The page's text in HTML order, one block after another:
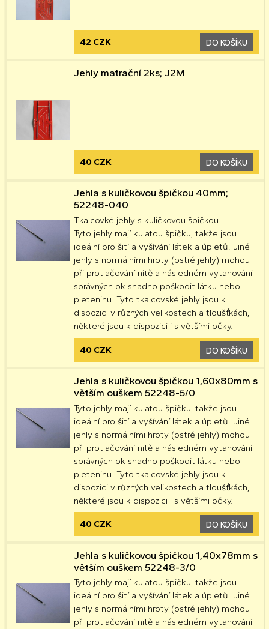
42 CZK DO KOŠÍKU
Jehly matrační 2ks; J2M
40 CZK DO KOŠÍKU
Jehla s kuličkovou špičkou 40mm;
52248-040
Tkalcovké jehly s kuličkovou špičkou
Tyto jehly mají kulatou špičku, takže jsou
ideální pro šití a vyšívání látek a úpletů. Jiné
jehly s normálními hroty (ostré jehly) mohou
při protlačování nitě a následném vytahování
správných ok snadno poškodit látku nebo
pleteninu. Tyto tkalcovské jehly jsou k
dispozici v různých velikostech a tloušťkách,
některé jsou k dispozici i s většími očky.
40 CZK DO KOŠÍKU
Jehla s kuličkovou špičkou 1,60x80mm s
větším ouškem 52248-5/0
Tyto jehly mají kulatou špičku, takže jsou
ideální pro šití a vyšívání látek a úpletů. Jiné
jehly s normálními hroty (ostré jehly) mohou
při protlačování nitě a následném vytahování
správných ok snadno poškodit látku nebo
pleteninu. Tyto tkalcovské jehly jsou k
dispozici v různých velikostech a tloušťkách,
některé jsou k dispozici i s většími očky.
40 CZK DO KOŠÍKU
Jehla s kuličkovou špičkou 1,40x78mm s
větším ouškem 52248-3/0
Tyto jehly mají kulatou špičku, takže jsou
ideální pro šití a vyšívání látek a úpletů. Jiné
jehly s normálními hroty (ostré jehly) mohou
při protlačování nitě a následném vytahování